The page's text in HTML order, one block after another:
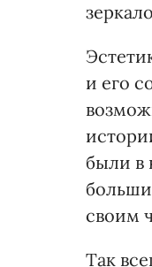
и его
были в
своим
Так